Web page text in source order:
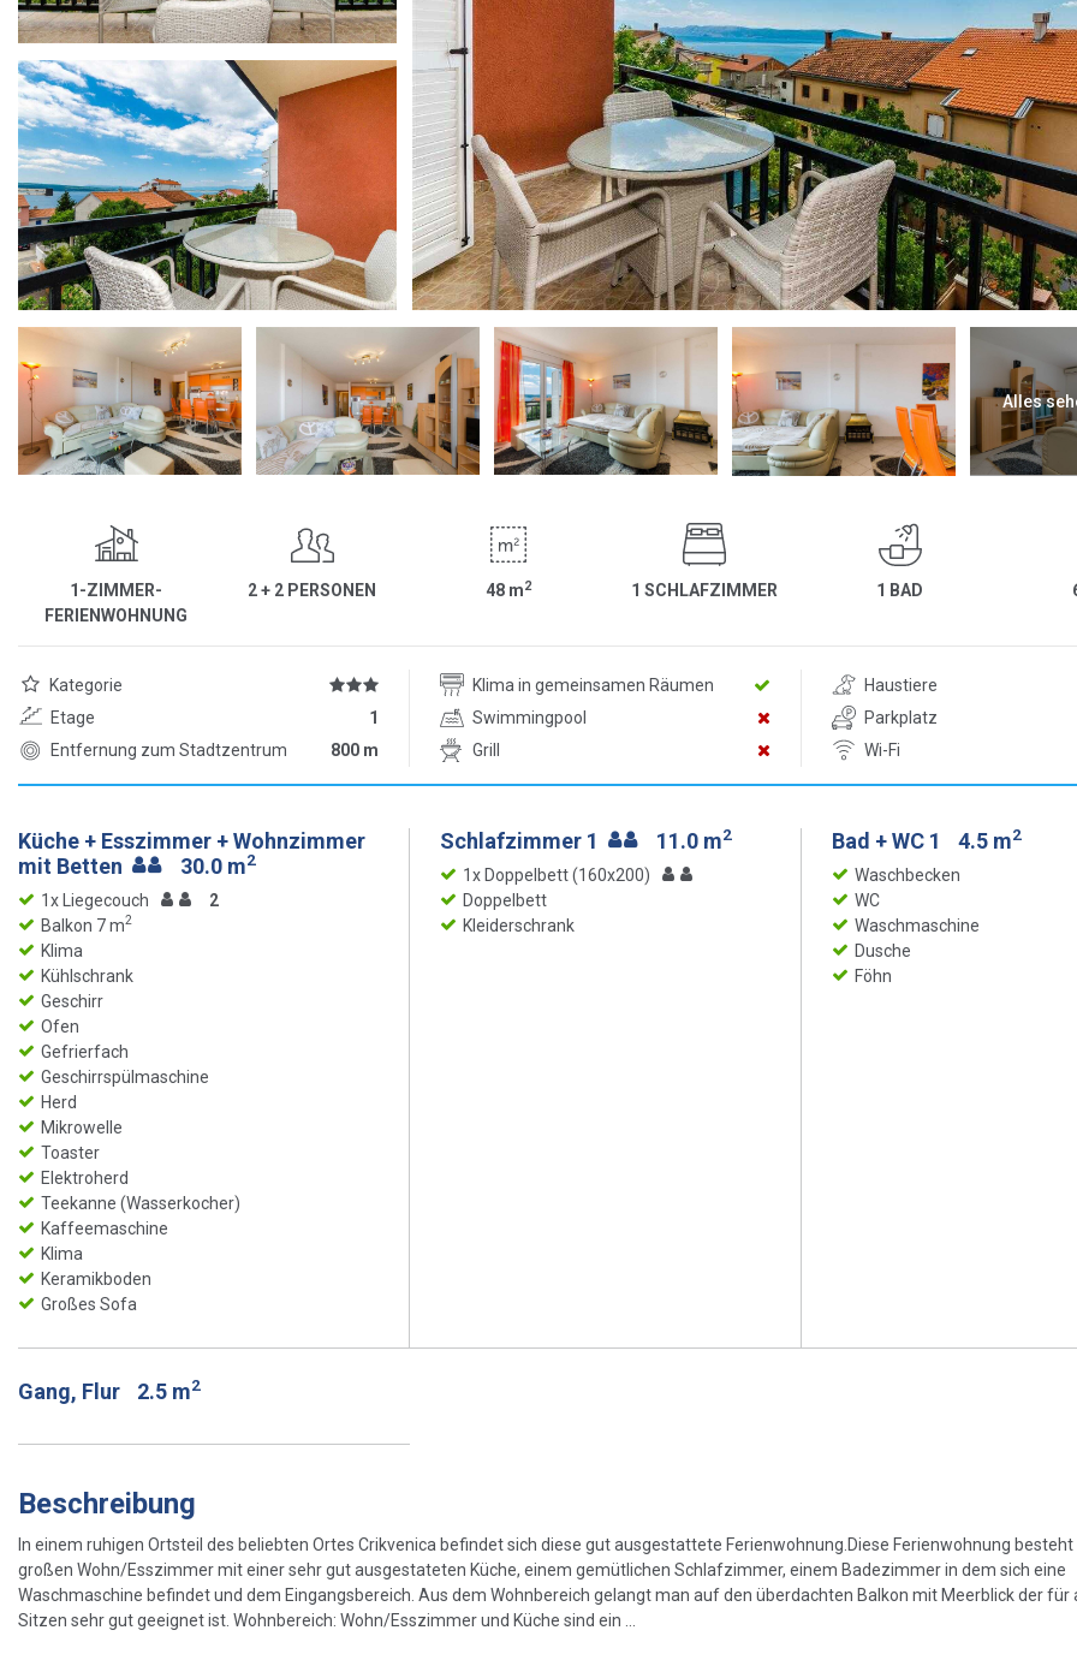
Alles
1-ZIMMER-
FERIENWOHNUNG
2 + 2 PERSONEN 48 m2 1 SCHLAFZIMMER 1 BAD
Kategorie Klima in gemeinsamen Räumen
Haustiere
Etage
1 Swimmingpool
Parkplatz
Entfernung zum Stadtzentrum
800 m Grill Wi-Fi
Küche + Esszimmer + Wohnzimmer
mit Betten
30.0 m2
1x Liegecouch
2
Balkon 7 m2
Klima
Kühlschrank
Geschirr
Ofen
Gefrierfach
Geschirrspülmaschine
Herd
Mikrowelle
Toaster
Elektroherd
Teekanne (Wasserkocher)
Kaffeemaschine
Klima
Keramikboden
Großes Sofa
Schlafzimmer 1 11.0 m2
1x Doppelbett (160x200)
Doppelbett
Kleiderschrank
Bad + WC 1 4.5 m2
Waschbecken
WC
Waschmaschine
Dusche
Föhn
Gang, Flur 2.5 m2
Beschreibung
In einem ruhigen Ortsteil des beliebten Ortes Crikvenica befindet sich diese gut ausgestattete Ferienwohnung.Diese Ferienwohnung
großen Wohn/Esszimmer mit einer sehr gut ausgestateten Küche, einem gemütlichen Schlafzimmer, einem Badezimmer in dem sich eine
Waschmaschine befindet und dem Eingangsbereich. Aus dem Wohnbereich gelangt man auf den überdachten Balkon mit Meerblick der für
Sitzen sehr gut geeignet ist. Wohnbereich: Wohn/Esszimmer und Küche sind ein ...